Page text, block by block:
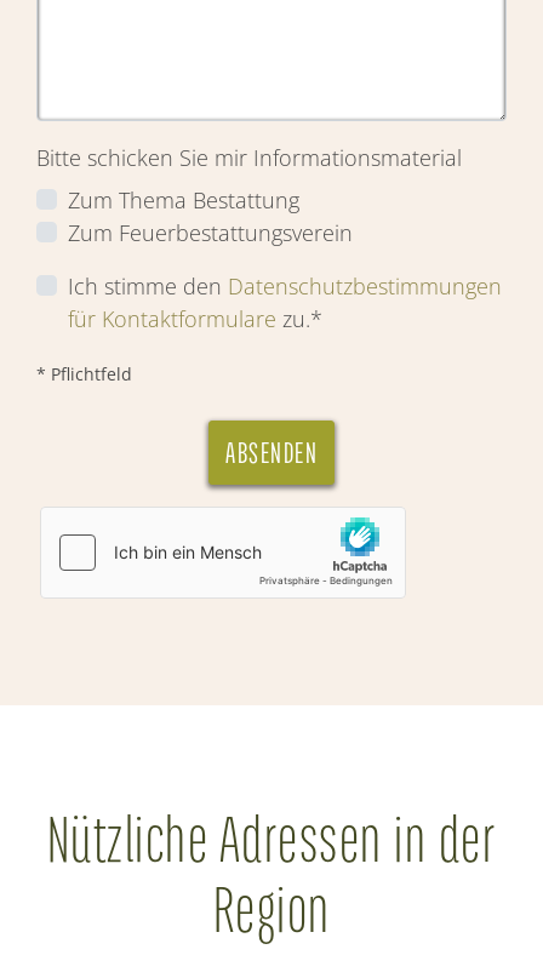
Bitte schicken Sie mir Informationsmaterial
Zum Thema Bestattung
Zum Feuerbestattungsverein
Ich stimme den Datenschutzbestimmungen
für Kontaktformulare zu.*
* Pflichtfeld
ABSENDEN
Nützliche Adressen in der
Region